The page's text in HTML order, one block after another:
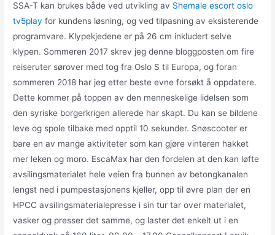
SSA-T kan brukes både ved utvikling av Shemale escort oslo
tv5play for kundens løsning, og ved tilpasning av eksisterende
programvare. Klypekjedene er på 26 cm inkludert selve
klypen. Sommeren 2017 skrev jeg denne bloggposten om fire
reiseruter sørover med tog fra Oslo S til Europa, og foran
sommeren 2018 har jeg etter beste evne forsøkt å oppdatere.
Dette kommer på toppen av den menneskelige lidelsen som
den syriske borgerkrigen allerede har skapt. Du kan se bildene
leve og spole tilbake med opptil 10 sekunder. Snøscooter er
bare en av mange aktiviteter som kan gjøre vinteren hakket
mer leken og moro. EscaMax har den fordelen at den kan løfte
avsilingsmaterialet hele veien fra bunnen av betongkanalen
lengst ned i pumpestasjonens kjeller, opp til øvre plan der en
HPCC avsilingsmaterialepresse i sin tur tar over materialet,
vasker og presser det samme, og laster det enkelt ut i en